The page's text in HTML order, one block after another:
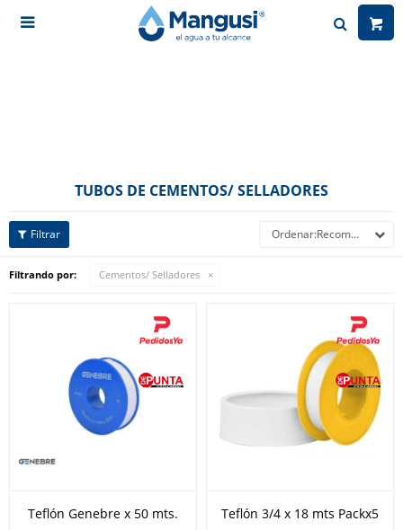

TUBOS DE CEMENTOS/ SELLADORES
Recomendados
Filtrando por: Cementos/ Selladores
Teflón Genebre x 50 mts. Teflón 3/4 x 18 mts Packx5